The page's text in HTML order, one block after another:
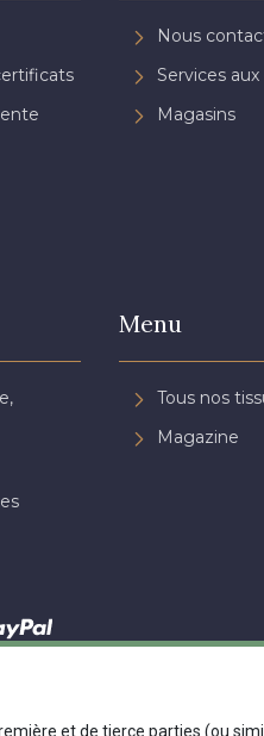
Nous
Services
Magasins
Menu
Tous nos
Magazine
modification : 16/06/2025 16:04
et de tierce parties (ou